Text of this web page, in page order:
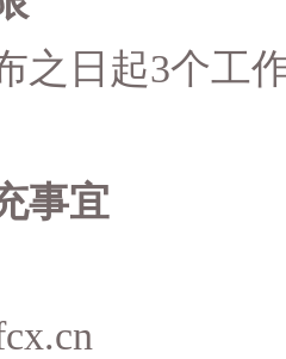
之日起3个工
事宜